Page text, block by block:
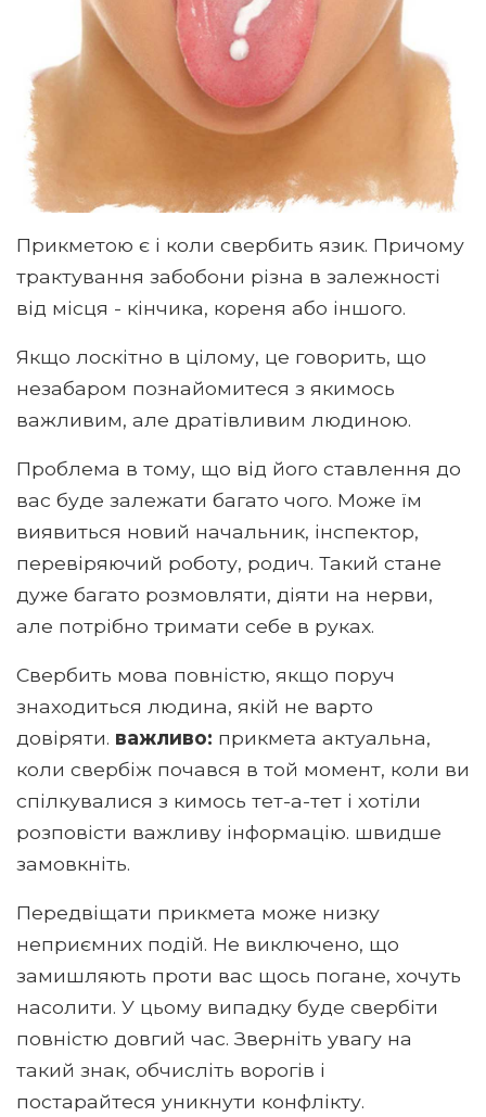
Прикметою є і коли свербить язик. Причому
трактування забобони різна в залежності
від місця - кінчика, кореня або іншого.
Якщо лоскітно в цілому, це говорить, що
незабаром познайомитеся з якимось
важливим, але дратівливим людиною.
Проблема в тому, що від його ставлення до
вас буде залежати багато чого. Може їм
виявиться новий начальник, інспектор,
перевіряючий роботу, родич. Такий стане
дуже багато розмовляти, діяти на нерви,
але потрібно тримати себе в руках.
Свербить мова повністю, якщо поруч
знаходиться людина, якій не варто
довіряти. важливо: прикмета актуальна,
коли свербіж почався в той момент, коли ви
спілкувалися з кимось тет-а-тет і хотіли
розповісти важливу інформацію. швидше
замовкніть.
Передвіщати прикмета може низку
неприємних подій. Не виключено, що
замишляють проти вас щось погане, хочуть
насолити. У цьому випадку буде свербіти
повністю довгий час. Зверніть увагу на
такий знак, обчисліть ворогів і
постарайтеся уникнути конфлікту.